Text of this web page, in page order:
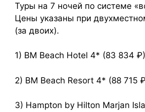
Туры на 7 ночей по системе
Цены указаны при
(за двоих).
1) BM Beach Hotel 4* (83 834 ₽)
2) BM Beach Resort 4* (88 715
3) Hampton by Hilton Marjan